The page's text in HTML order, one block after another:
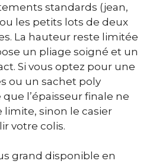
standards (jean,
les petits lots de deux
La hauteur reste limitée
un pliage soigné et un
Si vous optez pour une
ou un sachet poly
l’épaisseur finale ne
limite, sinon le casier
votre colis.
grand disponible en